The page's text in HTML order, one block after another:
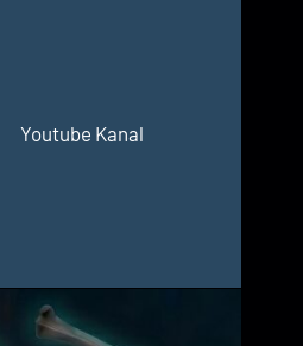
Youtube Kanal